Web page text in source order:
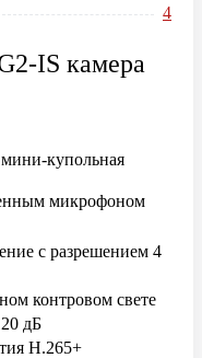
4
IS камера
купольная
микрофоном
с разрешением 4
контровом свете
дБ
H.265+